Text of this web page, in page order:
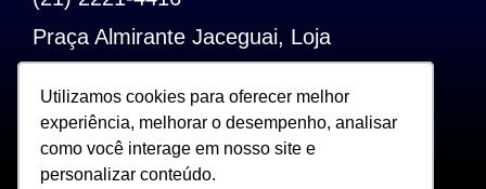
Utilizamos cookies para oferecer melhor
experiência, melhorar o desempenho, analisar
como você interage em nosso site e
personalizar conteúdo.
Utilizamos cookies para oferecer melhor
experiência, melhorar o desempenho, analisar
como você interage em nosso site e
personalizar conteúdo.
Praça Almirante Jaceguai, Loja
CEP: 20.240-000